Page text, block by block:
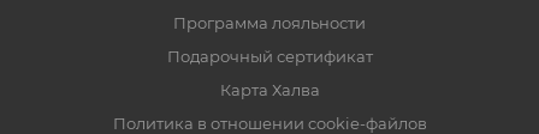
Программа лояльности
Подарочный сертификат
Карта Халва
Политика в отношении cookie-файлов